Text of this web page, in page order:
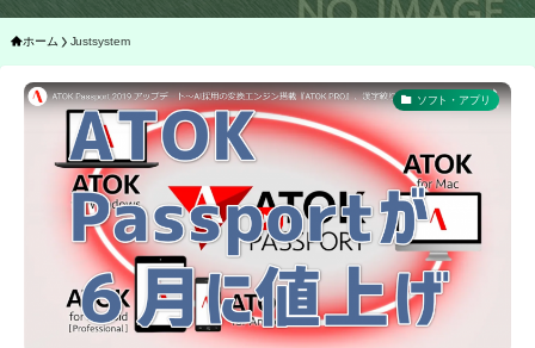
ホーム Justsystem
ソフト・アプリ